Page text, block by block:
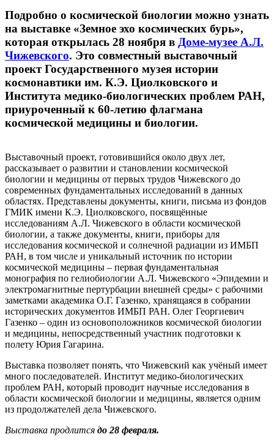
Подробно о космической биологии можно узнать
на выставке «Земное эхо космических бурь»,
которая открылась 28 ноября в Доме-музее А.Л.
Чижевского. Это совместный выставочный
проект Государственного музея истории
космонавтики им. К.Э. Циолковского и
Института медико-биологических проблем РАН,
приуроченный к 60-летию флагмана
космической медицины и биологии.
Выставочный проект, готовившийся около двух лет,
рассказывает о развитии и становлении космической
биологии и медицины от первых трудов Чижевского до
современных фундаментальных исследований в данных
областях. Представлены документы, книги, письма из фондов
ГМИК имени К.Э. Циолковского, посвящённые
исследованиям А.Л. Чижевского в области космической
биологии, а также документы, книги, приборы для
исследования космической и солнечной радиации из ИМБП
РАН, в том числе и уникальный источник по истории
космической медицины – первая фундаментальная
монография по гелиобиологии А.Л. Чижевского «Эпидемии и
электромагнитные пертурбации внешней среды» с рабочими
заметками академика О.Г. Газенко, хранящаяся в собрании
исторических документов ИМБП РАН. Олег Георгиевич
Газенко – один из основоположников космической биологии
и медицины, непосредственный участник подготовки к
полету Юрия Гагарина.
Выставка позволяет понять, что Чижевский как учёный имеет
много последователей. Институт медико-биологических
проблем РАН, который проводит научные исследования в
области космической биологии и медицины, является одним
из продолжателей дела Чижевского.
Выставка продлится до 28 февраля.